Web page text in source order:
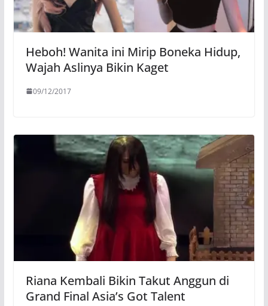
Heboh! Wanita ini Mirip Boneka Hidup,
Wajah Aslinya Bikin Kaget
09/12/2017
Riana Kembali Bikin Takut Anggun di
Grand Final Asia’s Got Talent